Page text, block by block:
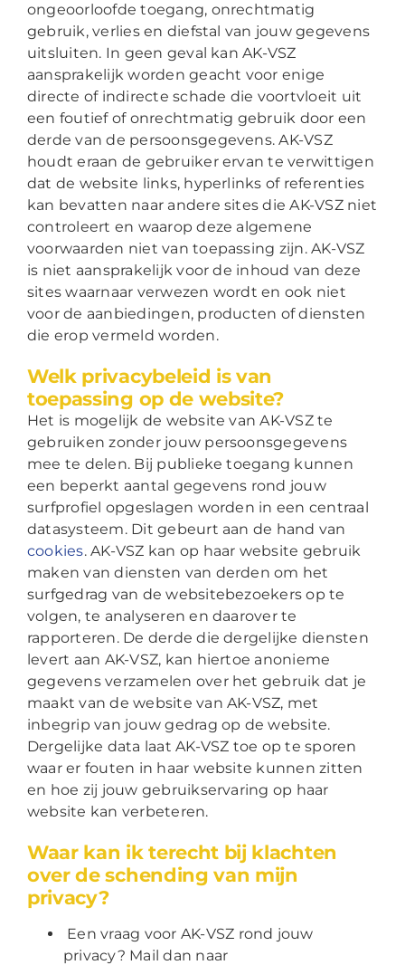
ongeoorloofde toegang, onrechtmatig
gebruik, verlies en diefstal van jouw gegevens
uitsluiten. In geen geval kan AK-VSZ
aansprakelijk worden geacht voor enige
directe of indirecte schade die voortvloeit uit
een foutief of onrechtmatig gebruik door een
derde van de persoonsgegevens. AK-VSZ
houdt eraan de gebruiker ervan te verwittigen
dat de website links, hyperlinks of referenties
kan bevatten naar andere sites die AK-VSZ niet
controleert en waarop deze algemene
voorwaarden niet van toepassing zijn. AK-VSZ
is niet aansprakelijk voor de inhoud van deze
sites waarnaar verwezen wordt en ook niet
voor de aanbiedingen, producten of diensten
die erop vermeld worden.
Welk privacybeleid is van
toepassing op de website?
Het is mogelijk de website van AK-VSZ te
gebruiken zonder jouw persoonsgegevens
mee te delen. Bij publieke toegang kunnen
een beperkt aantal gegevens rond jouw
surfprofiel opgeslagen worden in een centraal
datasysteem. Dit gebeurt aan de hand van
cookies. AK-VSZ kan op haar website gebruik
maken van diensten van derden om het
surfgedrag van de websitebezoekers op te
volgen, te analyseren en daarover te
rapporteren. De derde die dergelijke diensten
levert aan AK-VSZ, kan hiertoe anonieme
gegevens verzamelen over het gebruik dat je
maakt van de website van AK-VSZ, met
inbegrip van jouw gedrag op de website.
Dergelijke data laat AK-VSZ toe op te sporen
waar er fouten in haar website kunnen zitten
en hoe zij jouw gebruikservaring op haar
website kan verbeteren.
Waar kan ik terecht bij klachten
over de schending van mijn
privacy?
Een vraag voor AK-VSZ rond jouw
privacy? Mail dan naar